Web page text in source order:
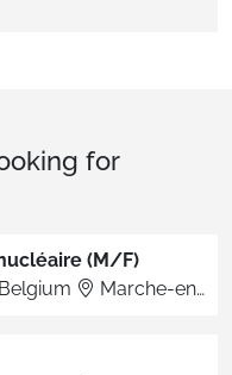
for
(M/F)
Marche-en-Famenne